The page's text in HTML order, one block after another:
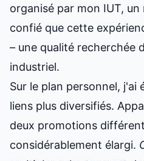
organisé par mon IUT, un
confié que cette
– une qualité recherchée
industriel.
Sur le plan personnel, j'ai
liens plus diversifiés.
deux promotions
considérablement élargi.